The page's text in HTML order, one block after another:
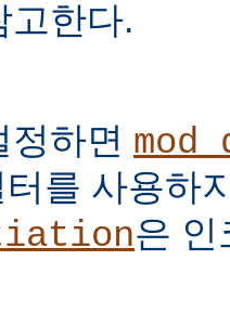
고한다.
정하면
터를 사용하
은 인